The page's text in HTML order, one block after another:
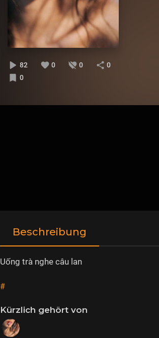
82 0 0
0
0
Beschreibung
Uống trà nghe câu lan
#
Kürzlich gehört von